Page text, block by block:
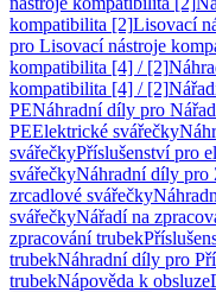
kompatibilita [2]Lisovací
pro Lisovací nástroje
kompatibilita [4] / [2]
kompatibilita [4] / [2]
PENáhradní díly pro
PEElektrické svářečky
svářečkyPříslušenství pro
svářečkyNáhradní díly pro
zrcadlové svářečky
svářečkyNářadí na
zpracování trubek
trubekNáhradní díly pro
trubekNápověda k obsluze